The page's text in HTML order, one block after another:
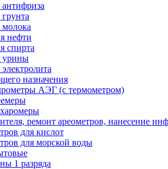
нефти
спирта
урины
назначения
АЭГ (с термометром)
ремонт ареометров, нанесение
для кислот
для морской воды
1 разряда